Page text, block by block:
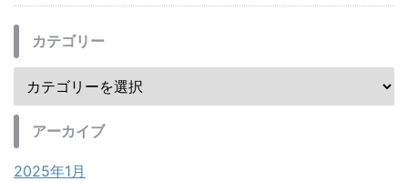
カテゴリー
アーカイブ
2025年1月